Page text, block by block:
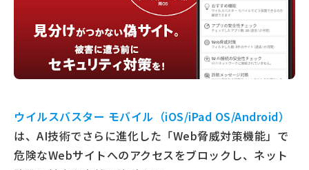
ウイルスバスター モバイル（iOS/iPad OS/Android）
は、AI技術でさらに進化した「Web脅威対策機能」で
危険なWebサイトへのアクセスをブロックし、ネット